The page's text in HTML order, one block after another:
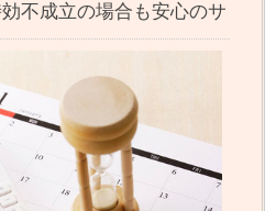
不成立の場合も安心のサ